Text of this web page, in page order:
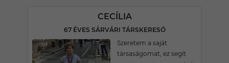
CECÍLIA
67 ÉVES SÁRVÁRI TÁRSKERESŐ
Szeretem a saját
társaságomat, ez segít